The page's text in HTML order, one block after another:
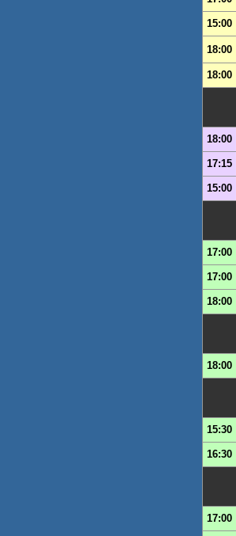
15:00
18:00
18:00
18:00
17:15
15:00
17:00
17:00
18:00
18:00
15:30
16:30
17:00